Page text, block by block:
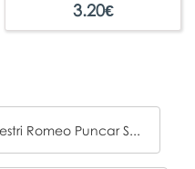
3.20€
Μεταλλικό Συρραπτικό Maestri Romeo Puncar Super